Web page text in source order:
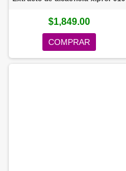
$1,849.00
COMPRAR